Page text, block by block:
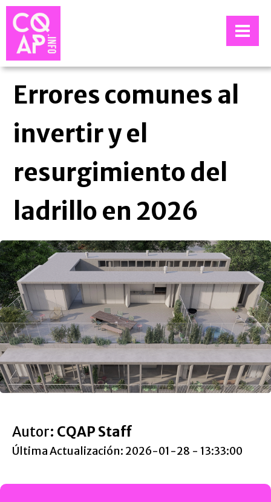
Errores comunes al
invertir y el
resurgimiento del
ladrillo en 2026
Autor: CQAP Staff
Última Actualización: 2026-01-28 - 13:33:00